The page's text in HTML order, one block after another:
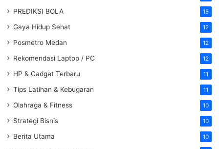
PREDIKSI BOLA 15
Gaya Hidup Sehat 12
Posmetro Medan 12
Rekomendasi Laptop / PC 12
HP & Gadget Terbaru 11
Tips Latihan & Kebugaran 11
Olahraga & Fitness 10
Strategi Bisnis 10
Berita Utama 10